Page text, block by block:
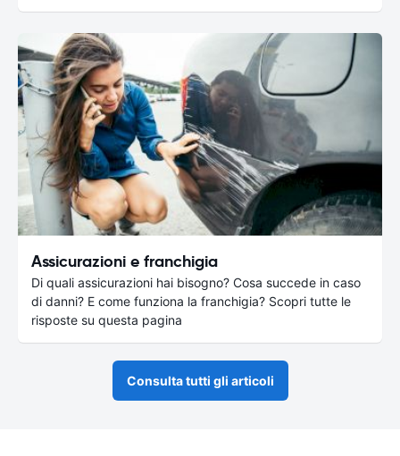
Assicurazioni e franchigia
Di quali assicurazioni hai bisogno? Cosa succede in caso
di danni? E come funziona la franchigia? Scopri tutte le
risposte su questa pagina
Consulta tutti gli articoli